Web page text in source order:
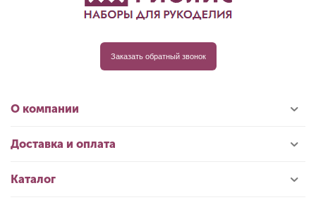
Заказать обратный звонок
О компании
Доставка и оплата
Каталог